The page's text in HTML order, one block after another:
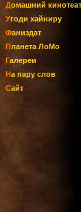
Домашний
Угоди хайниру
Фаниздат
Планета ЛоМо
Галереи
На пару слов
Сайт